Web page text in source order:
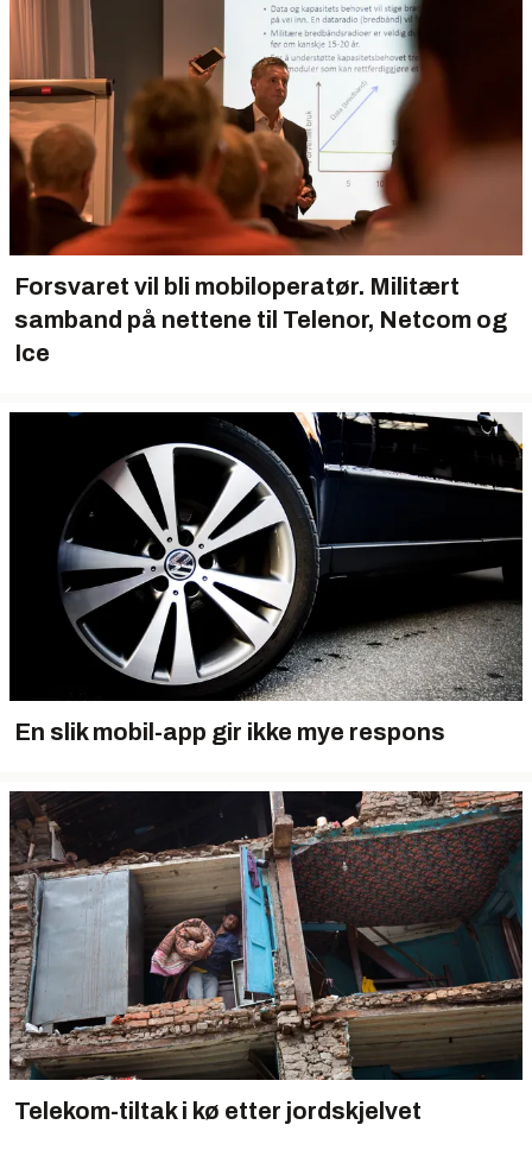
Forsvaret vil bli mobiloperatør. Militært
samband på nettene til Telenor, Netcom og
Ice
En slik mobil-app gir ikke mye respons
Telekom-tiltak i kø etter jordskjelvet